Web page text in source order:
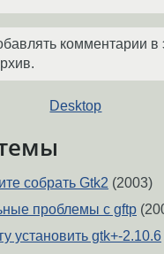
комментарии в
Desktop
собрать Gtk2 (2003)
проблемы с gftp
установить gtk+-2.10.6